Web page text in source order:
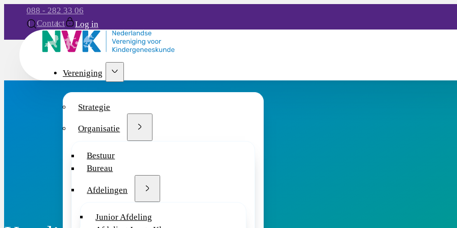
088 - 282 33 06
Contact
Log in
Vereniging
Strategie
Organisatie
Bestuur
Bureau
Afdelingen
Junior Afdeling